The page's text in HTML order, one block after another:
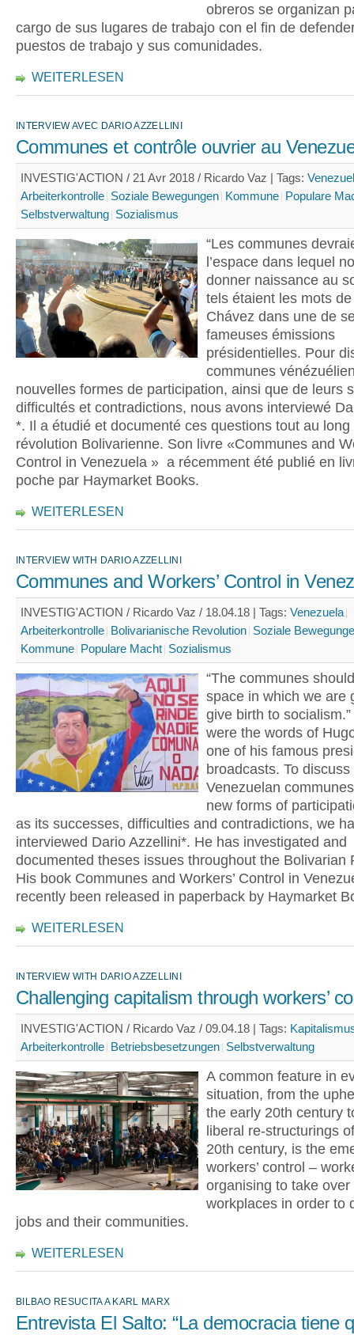
obreros se organizan
cargo de sus lugares de trabajo con el fin de
puestos de trabajo y sus comunidades.
WEITERLESEN
INTERVIEW AVEC DARIO AZZELLINI
Communes et contrôle ouvrier au
INVESTIG'ACTION / 21 Avr 2018 / Ricardo Vaz | Tags:
Arbeiterkontrolle Soziale Bewegungen Kommune Populare
Selbstverwaltung Sozialismus
“Les communes
l’espace dans lequel
donner naissance au
tels étaient les mots
Chávez dans une de
fameuses émissions
présidentielles. Pour
communes
nouvelles formes de participation, ainsi que de leurs
difficultés et contradictions, nous avons interviewé
*. Il a étudié et documenté ces questions tout au long
révolution Bolivarienne. Son livre «Communes and
Control in Venezuela » a récemment été publié en
poche par Haymarket Books.
WEITERLESEN
INTERVIEW WITH DARIO AZZELLINI
Communes and Workers’ Control in
INVESTIG'ACTION / Ricardo Vaz / 18.04.18 | Tags: Venezuela
Arbeiterkontrolle Bolivarianische Revolution Soziale
Kommune Populare Macht Sozialismus
“The communes
space in which we are
give birth to
were the words of
one of his famous
broadcasts. To discuss
Venezuelan
new forms of
as its successes, difficulties and contradictions, we
interviewed Dario Azzellini*. He has investigated and
documented theses issues throughout the Bolivarian
His book Communes and Workers’ Control in
recently been released in paperback by Haymarket
WEITERLESEN
INTERVIEW WITH DARIO AZZELLINI
Challenging capitalism through workers’
INVESTIG'ACTION / Ricardo Vaz / 09.04.18 | Tags:
Arbeiterkontrolle Betriebsbesetzungen Selbstverwaltung
A common feature in
situation, from the
the early 20th century
liberal re-structurings
20th century, is the
workers’ control –
organising to take over
workplaces in order to
jobs and their communities.
WEITERLESEN
BILBAO RESUCITA A KARL MARX
Entrevista El Salto: “La democracia tiene